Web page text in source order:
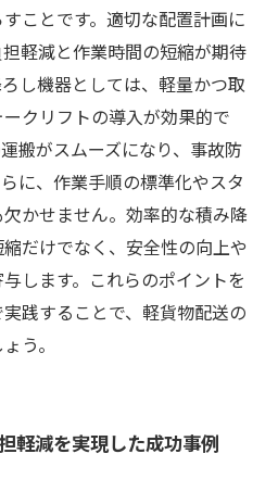
ことです。適切な配置計画に
軽減と作業時間の短縮が期待
し機器としては、軽量かつ取
クリフトの導入が効果的で
搬がスムーズになり、事故防
に、作業手順の標準化やスタ
かせません。効率的な積み降
だけでなく、安全性の向上や
します。これらのポイントを
践することで、軽貨物配送の
う。
軽減を実現した成功事例